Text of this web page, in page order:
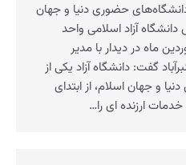
دانشگاه‌های حضوری دنیا و جهان
آزاد اسلامی واحد
دوشنبه، ۲۷ فروردین ماه در دیدار با مدیر
گفت: دانشگاه آزاد یکی از
و جهان اسلام، از ابتدای
ارزنده‌ ای را…